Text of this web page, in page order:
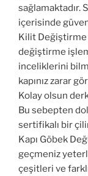
sağlamaktadır.
içerisinde
Kilit
değiştirme
inceliklerini
kapınız zarar
Kolay olsun
Bu sebepten
sertifikalı bir
Kapı Göbek
geçmeniz
çeşitleri ve